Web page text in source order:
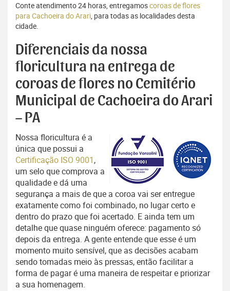
Conte atendimento 24 horas, entregamoscoroas de flores
para Cachoeira do Arari, para todas as localidades desta
cidade.
Diferenciais da nossa
floricultura na entrega de
coroas de flores no Cemitério
Municipal de Cachoeira do Arari
– PA
Nossa floricultura é a
única que possui a
Certificação ISO 9001,
um selo que comprova a
qualidade e dá uma
segurança a mais de que a coroa vai ser entregue
exatamente como foi combinado, no lugar certo e
dentro do prazo que foi acertado. E ainda tem um
detalhe que quase ninguém oferece: pagamento só
depois da entrega. A gente entende que esse é um
momento muito sensível, que as decisões acabam
sendo tomadas meio às pressas, então facilitar a
forma de pagar é uma maneira de respeitar e priorizar
a sua homenagem.